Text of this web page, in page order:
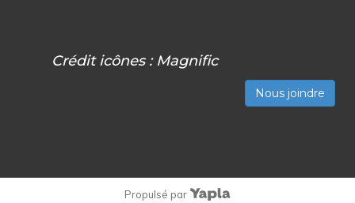
Crédit icônes : Magnific
Nous joindre
Propulsé par